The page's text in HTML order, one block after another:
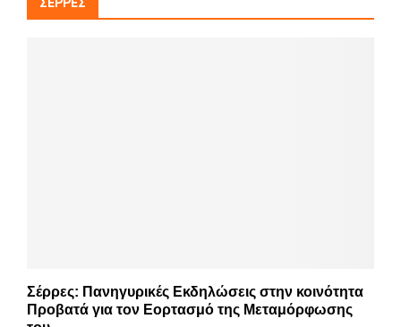
Σέρρες: Πανηγυρικές Εκδηλώσεις στην κοινότητα
Προβατά για τον Εορτασμό της Μεταμόρφωσης